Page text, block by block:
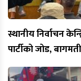
स्थानीय निर्वाचन
पार्टीको जोड,